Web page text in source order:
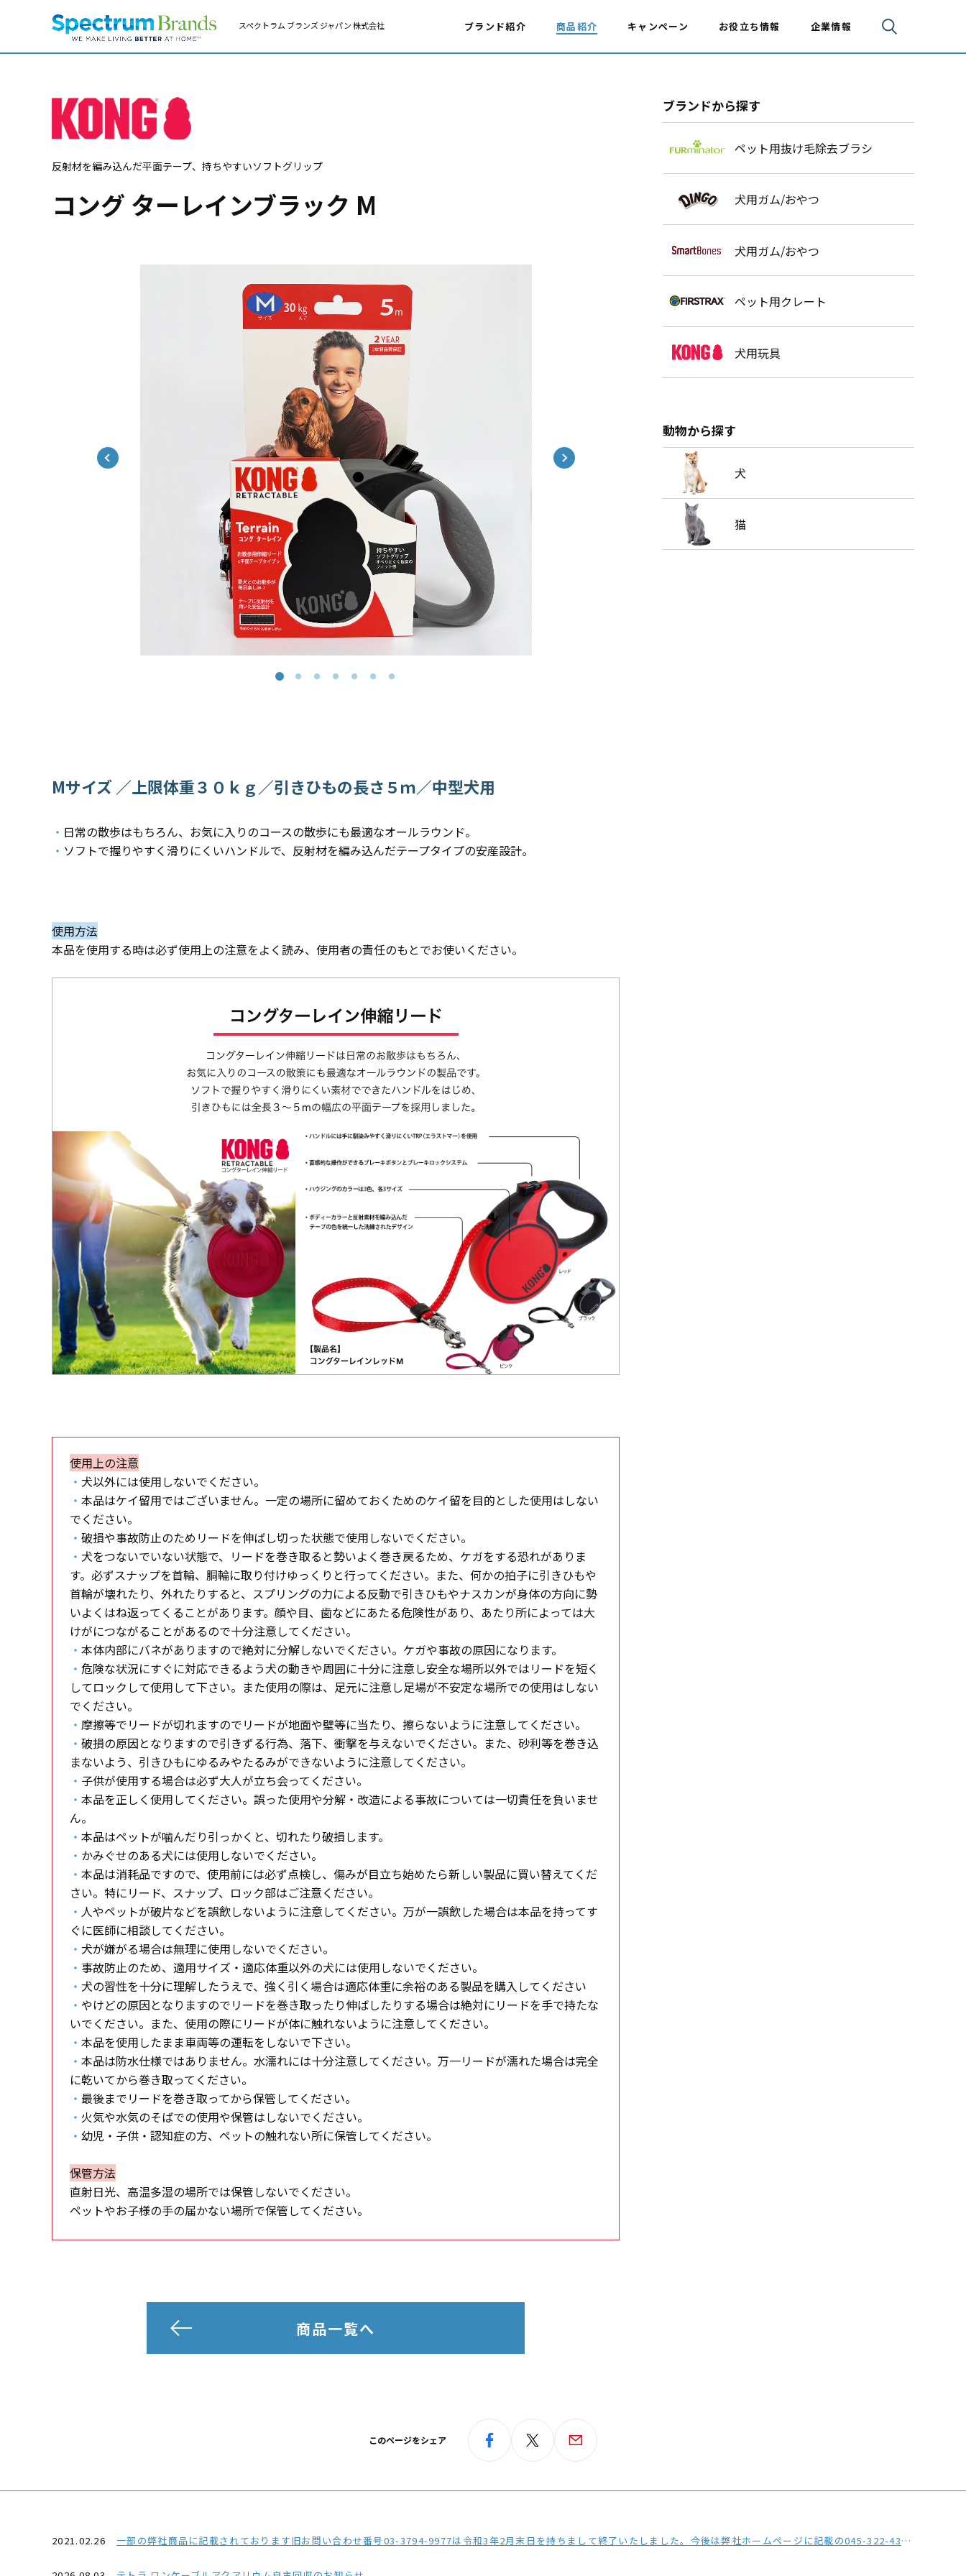
スペクトラム ブランズ ジャパン 株式会社 ブランド紹介 商品紹介 キャンペーン お役立ち情報 企業情報
反射材を編み込んだ平面テープ、持ちやすいソフトグリップ
コング ターレインブラック M
Mサイズ ／上限体重３０ｋｇ／引きひもの長さ５ｍ／中型犬用
・ 日常の散歩はもちろん、お気に入りのコースの散歩にも最適なオールラウンド。
・ ソフトで握りやすく滑りにくいハンドルで、反射材を編み込んだテープタイプの安産設計。
使用方法
本品を使用する時は必ず使用上の注意をよく読み、使用者の責任のもとでお使いください。
使用上の注意
・ 犬以外には使用しないでください。
・ 本品はケイ留用ではございません。一定の場所に留めておくためのケイ留を目的とした使用はしない
でください。
・ 破損や事故防止のためリードを伸ばし切った状態で使用しないでください。
・ 犬をつないでいない状態で、リードを巻き取ると勢いよく巻き戻るため、ケガをする恐れがありま
す。必ずスナップを首輪、胴輪に取り付けゆっくりと行ってください。また、何かの拍子に引きひもや
首輪が壊れたり、外れたりすると、スプリングの力による反動で引きひもやナスカンが身体の方向に勢
いよくはね返ってくることがあります。顔や目、歯などにあたる危険性があり、あたり所によっては大
けがにつながることがあるので十分注意してください。
・ 本体内部にバネがありますので絶対に分解しないでください。ケガや事故の原因になります。
・ 危険な状況にすぐに対応できるよう犬の動きや周囲に十分に注意し安全な場所以外ではリードを短く
してロックして使用して下さい。また使用の際は、足元に注意し足場が不安定な場所での使用はしない
でください。
・ 摩擦等でリードが切れますのでリードが地面や壁等に当たり、擦らないように注意してください。
・ 破損の原因となりますので引きずる行為、落下、衝撃を与えないでください。また、砂利等を巻き込
まないよう、引きひもにゆるみやたるみができないように注意してください。
・ 子供が使用する場合は必ず大人が立ち会ってください。
・ 本品を正しく使用してください。誤った使用や分解・改造による事故については一切責任を負いませ
ん。
・ 本品はペットが噛んだり引っかくと、切れたり破損します。
・ かみぐせのある犬には使用しないでください。
・ 本品は消耗品ですので、使用前には必ず点検し、傷みが目立ち始めたら新しい製品に買い替えてくだ
さい。特にリード、スナップ、ロック部はご注意ください。
・ 人やペットが破片などを誤飲しないように注意してください。万が一誤飲した場合は本品を持ってす
ぐに医師に相談してください。
・ 犬が嫌がる場合は無理に使用しないでください。
・ 事故防止のため、適用サイズ・適応体重以外の犬には使用しないでください。
・ 犬の習性を十分に理解したうえで、強く引く場合は適応体重に余裕のある製品を購入してください
・ やけどの原因となりますのでリードを巻き取ったり伸ばしたりする場合は絶対にリードを手で持たな
いでください。また、使用の際にリードが体に触れないように注意してください。
・ 本品を使用したまま車両等の運転をしないで下さい。
・ 本品は防水仕様ではありません。水濡れには十分注意してください。万一リードが濡れた場合は完全
に乾いてから巻き取ってください。
・ 最後までリードを巻き取ってから保管してください。
・ 火気や水気のそばでの使用や保管はしないでください。
・ 幼児・子供・認知症の方、ペットの触れない所に保管してください。
保管方法
直射日光、高温多湿の場所では保管しないでください。
ペットやお子様の手の届かない場所で保管してください。
商品一覧へ
ブランドから探す
ペット用抜け毛除去ブラシ
犬用ガム/おやつ
犬用ガム/おやつ
ペット用クレート
犬用玩具
動物から探す
犬
猫
このページをシェア
2021.02.26 一部の弊社商品に記載されております旧お問い合わせ番号03-3794-9977は令和3年2月末日を持ちまして終了いたしました。今後は弊社ホームページに記載の045-322-4330をご利用ください。※おかけ間違いにご注意ください。